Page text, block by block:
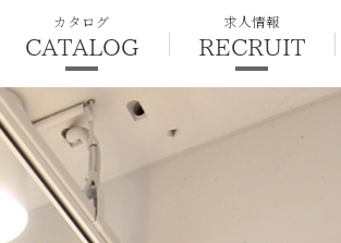
カタログ
CATALOG
求人情報
RECRUIT